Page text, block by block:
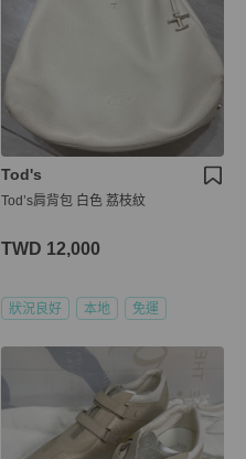
Tod's
Tod’s肩背包 白色 荔枝紋
TWD 12,000
狀況良好 本地 免運